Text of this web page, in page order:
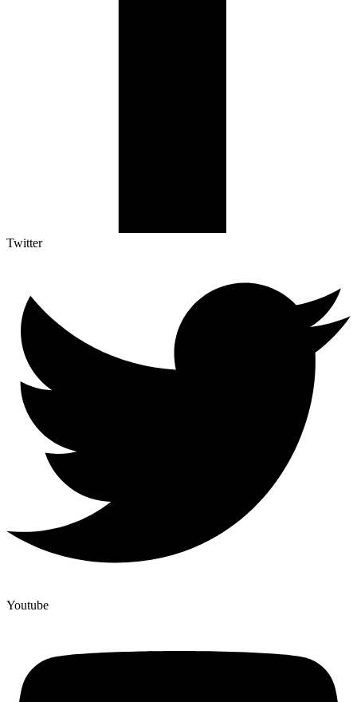
Twitter
Youtube